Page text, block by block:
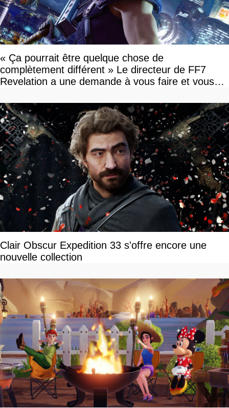
« Ça pourrait être quelque chose de
complètement différent » Le directeur de FF7
Revelation a une demande à vous faire et vous
Clair Obscur Expedition 33 s'offre encore une
nouvelle collection